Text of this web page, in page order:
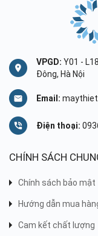
VPGD: Y01 -
Đông, Hà Nội
Email:
Điện thoại:
CHÍNH SÁCH
Chính sách bảo mật
Hướng dẫn mua
Cam kết chất lượng